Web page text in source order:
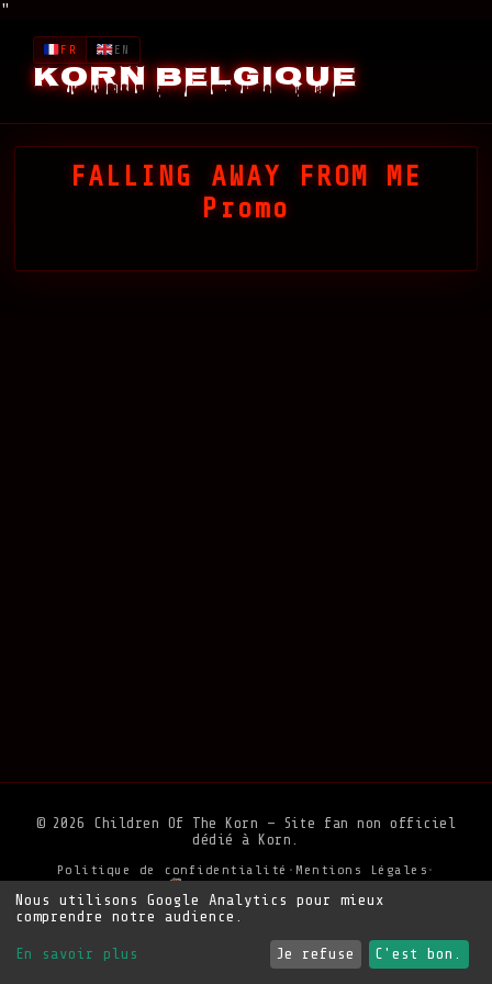
"
Korn Belgique
FR EN
FALLING AWAY FROM ME
Promo
© 2026 Children Of The Korn — Site fan non officiel
dédié à Korn.
Politique de confidentialité • Mentions Légales •
Soutenir le site
Nous utilisons Google Analytics pour mieux
comprendre notre audience.
En savoir plus Je refuse C'est bon.